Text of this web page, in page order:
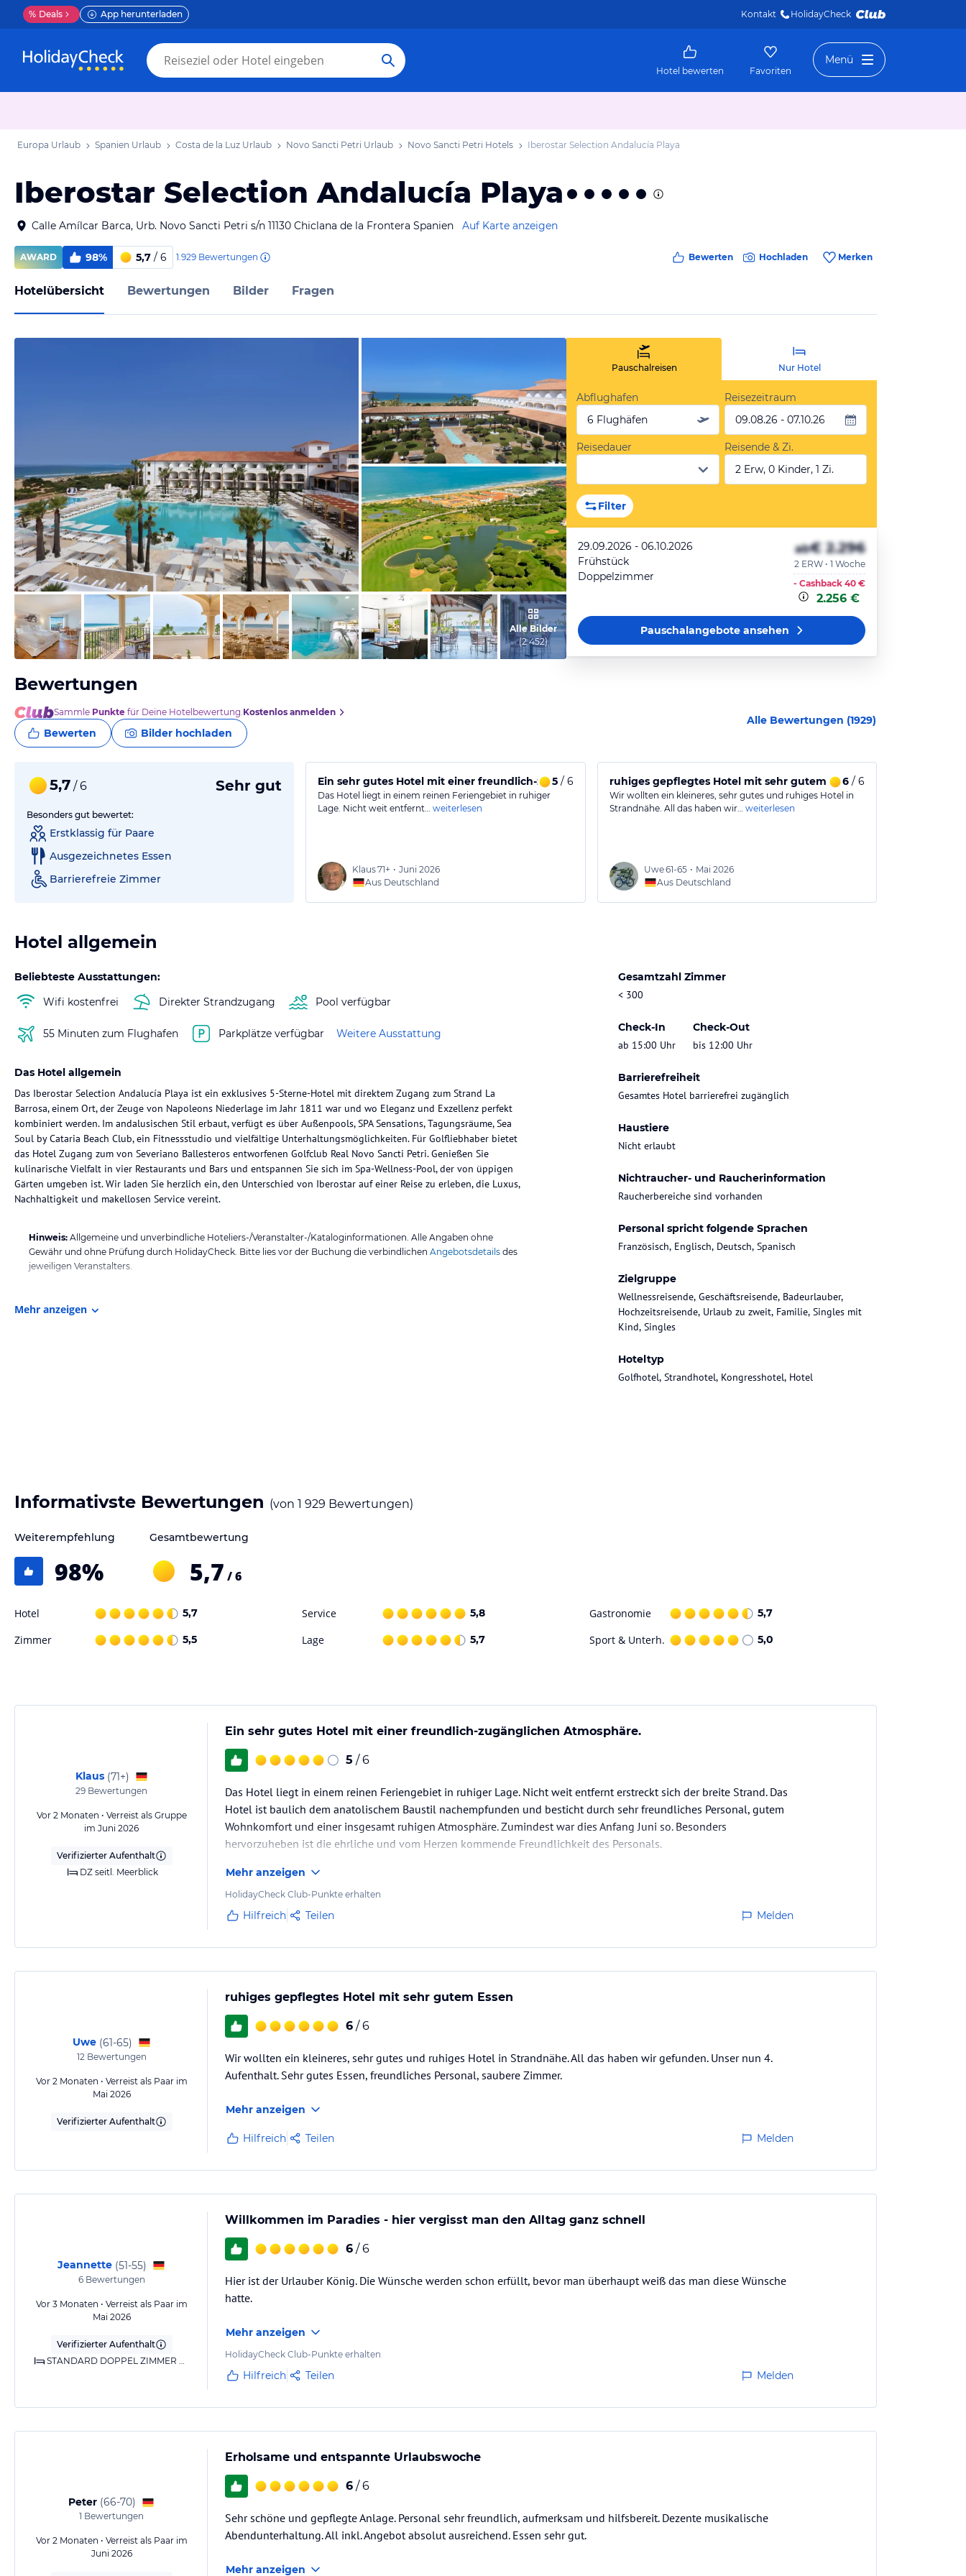
% Deals App herunterladen Kontakt HolidayCheck
Hotel bewerten Favoriten
Menü
Europa Urlaub Spanien Urlaub Costa de la Luz Urlaub Novo Sancti Petri Urlaub Novo Sancti Petri Hotels Iberostar Selection Andalucía Playa
Iberostar Selection Andalucía Playa
Calle Amílcar Barca, Urb. Novo Sancti Petri s/n 11130 Chiclana de la Frontera Spanien Auf Karte anzeigen
AWARD 98% 5,7 / 6 1.929 Bewertungen Bewerten Hochladen Merken
Hotelübersicht Bewertungen Bilder Fragen
vom Hotelier, April 2016
vom Hotelier, April 2016
vom Hotelier, Mai 2013
Alle Bilder
(2 452)
Pauschalreisen Nur Hotel
Abflughafen
6 Flughäfen
Reisezeitraum
09.08.26 - 07.10.26
Reisedauer
Reisende & Zi.
2 Erw, 0 Kinder, 1 Zi.
Filter
29.09.2026 - 06.10.2026
Frühstück
Doppelzimmer
ab€ 2.296
2 ERW • 1 Woche
- Cashback 40 €
2.256 €
Pauschalangeboteansehen
Bewertungen
Sammle Punkte für Deine Hotelbewertung.Kostenlos anmelden
Bewerten Bilder hochladen
Alle Bewertungen (1929)
5,7 / 6 Sehr gut
Besonders gut bewertet:
Erstklassig für Paare
Ausgezeichnetes Essen
Barrierefreie Zimmer
Ein sehr gutes Hotel mit einer freundlich-zugänglichen Atmosphäre.
5/ 6
Das Hotel liegt in einem reinen Feriengebiet in ruhiger
Lage. Nicht weit entfernt… weiterlesen
Klaus71+ • Juni 2026
Aus Deutschland
ruhiges gepflegtes Hotel mit sehr gutem Essen
6/ 6
Wir wollten ein kleineres, sehr gutes und ruhiges Hotel in
Strandnähe. All das haben wir… weiterlesen
Uwe61-65 • Mai 2026
Aus Deutschland
Hotel allgemein
Beliebteste Ausstattungen:
Wifi kostenfrei
Direkter Strandzugang Pool verfügbar
55 Minuten zum Flughafen Parkplätze verfügbar Weitere Ausstattung
Gesamtzahl Zimmer
< 300
Check-In
ab 15:00 Uhr
Check-Out
bis 12:00 Uhr
Barrierefreiheit
Gesamtes Hotel barrierefrei zugänglich
Haustiere
Nicht erlaubt
Nichtraucher- und Raucherinformation
Raucherbereiche sind vorhanden
Personal spricht folgende Sprachen
Französisch, Englisch, Deutsch, Spanisch
Zielgruppe
Wellnessreisende, Geschäftsreisende, Badeurlauber,
Hochzeitsreisende, Urlaub zu zweit, Familie, Singles mit
Kind, Singles
Hoteltyp
Golfhotel, Strandhotel, Kongresshotel, Hotel
Das Hotel allgemein
Das Iberostar Selection Andalucía Playa ist ein exklusives 5-Sterne-Hotel mit direktem Zugang zum Strand La
Barrosa, einem Ort, der Zeuge von Napoleons Niederlage im Jahr 1811 war und wo Eleganz und Exzellenz perfekt
kombiniert werden. Im andalusischen Stil erbaut, verfügt es über Außenpools, SPA Sensations, Tagungsräume, Sea
Soul by Cataria Beach Club, ein Fitnessstudio und vielfältige Unterhaltungsmöglichkeiten. Für Golfliebhaber bietet
das Hotel Zugang zum von Severiano Ballesteros entworfenen Golfclub Real Novo Sancti Petri. Genießen Sie
kulinarische Vielfalt in vier Restaurants und Bars und entspannen Sie sich im Spa-Wellness-Pool, der von üppigen
Gärten umgeben ist. Wir laden Sie herzlich ein, den Unterschied von Iberostar auf einer Reise zu erleben, die Luxus,
Nachhaltigkeit und makellosen Service vereint.
Hinweis: Allgemeine und unverbindliche Hoteliers-/Veranstalter-/Kataloginformationen. Alle Angaben ohne
Gewähr und ohne Prüfung durch HolidayCheck. Bitte lies vor der Buchung die verbindlichen Angebotsdetails des
jeweiligen Veranstalters.
Mehr anzeigen
Informativste Bewertungen (von 1 929 Bewertungen)
Weiterempfehlung
98%
Gesamtbewertung
5,7 / 6
Hotel 5,7 Service 5,8 Gastronomie 5,7
Zimmer 5,5 Lage 5,7 Sport & Unterh. 5,0
Klaus (71+)
29 Bewertungen
Vor 2 Monaten • Verreist als Gruppe
im Juni 2026
Verifizierter Aufenthalt
DZ seitl. Meerblick
Ein sehr gutes Hotel mit einer freundlich-zugänglichen Atmosphäre.
5 / 6
Das Hotel liegt in einem reinen Feriengebiet in ruhiger Lage. Nicht weit entfernt erstreckt sich der breite Strand. Das
Hotel ist baulich dem anatolischem Baustil nachempfunden und besticht durch sehr freundliches Personal, gutem
Wohnkomfort und einer insgesamt ruhigen Atmosphäre. Zumindest war dies Anfang Juni so. Besonders
hervorzuheben ist die ehrliche und vom Herzen kommende Freundlichkeit des Personals.
Mehr anzeigen
HolidayCheck Club-Punkte erhalten
Hilfreich Teilen Melden
Uwe (61-65)
12Bewertungen
Vor 2 Monaten • Verreist als Paar im
Mai 2026
Verifizierter Aufenthalt
ruhiges gepflegtes Hotel mit sehr gutem Essen
6 / 6
Wir wollten ein kleineres, sehr gutes und ruhiges Hotel in Strandnähe. All das haben wir gefunden. Unser nun 4.
Aufenthalt. Sehr gutes Essen, freundliches Personal, saubere Zimmer.
Mehr anzeigen
Hilfreich Teilen Melden
Jeannette (51-55)
6Bewertungen
Vor 3 Monaten • Verreist als Paar im
Mai 2026
Verifizierter Aufenthalt
STANDARD DOPPEL ZIMMER MEERBLICK
Willkommen im Paradies - hier vergisst man den Alltag ganz schnell
6 / 6
Hier ist der Urlauber König. Die Wünsche werden schon erfüllt, bevor man überhaupt weiß das man diese Wünsche
hatte.
Mehr anzeigen
HolidayCheck Club-Punkte erhalten
Hilfreich Teilen Melden
Peter (66-70)
1 Bewertungen
Vor 2 Monaten • Verreist als Paar im
Juni 2026
Erholsame und entspannte Urlaubswoche
6 / 6
Sehr schöne und gepflegte Anlage. Personal sehr freundlich, aufmerksam und hilfsbereit. Dezente musikalische
Abendunterhaltung. All inkl. Angebot absolut ausreichend. Essen sehr gut.
Mehr anzeigen